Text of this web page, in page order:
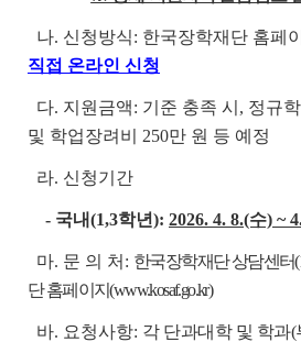
나. 신청방식: 한국장학재단 홈페
직접 온라인 신청
다. 지원금액: 기준 충족 시, 정규
및 학업장려비 250만 원 등 예정
라. 신청기간
- 국내(1,3학년): 2026. 4. 8.(수) ~
마. 문 의 처: 한국장학재단 상담센터
단 홈페이지(www.kosaf.go.kr)
바. 요청사항: 각 단과대학 및 학과(